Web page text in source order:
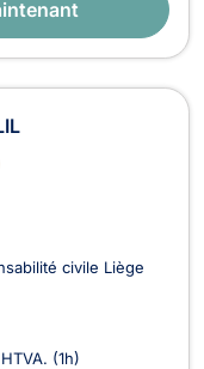
civile Liège
(1h)